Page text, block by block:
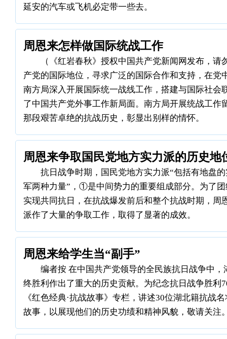
延安的汽车或飞机必定带一些去。
周恩来怎样做国际统战工作
（《红岩春秋》授权中国共产党新闻网发布，请
产党的国际地位，寻求广泛的国际合作和支持，在党
南方局深入开展国际统一战线工作，搭建与国际社会
了中国共产党外事工作新局面。南方局开展统战工作
那段艰苦卓绝的抗战历史，彰显出别样的情怀。
周恩来争取国民党地方实力派的历史地
抗日战争时期，国民党地方实力派“包括有地盘
军两种力量”，①是中间势力的重要组成部分。为了
实现共同抗日，在抗战爆发前后和整个抗战时期，周
派作了大量的争取工作，取得了显著的成效。
周恩来给学生当“副手”
编者按 在中国共产党领导的全民族抗日战争中
终胜利作出了重大的历史贡献。为纪念抗日战争胜利
《红色经典·抗战故事》专栏，讲述30位湖北籍抗战
故事，以展现他们的历史功绩和精神风貌，敬请关注